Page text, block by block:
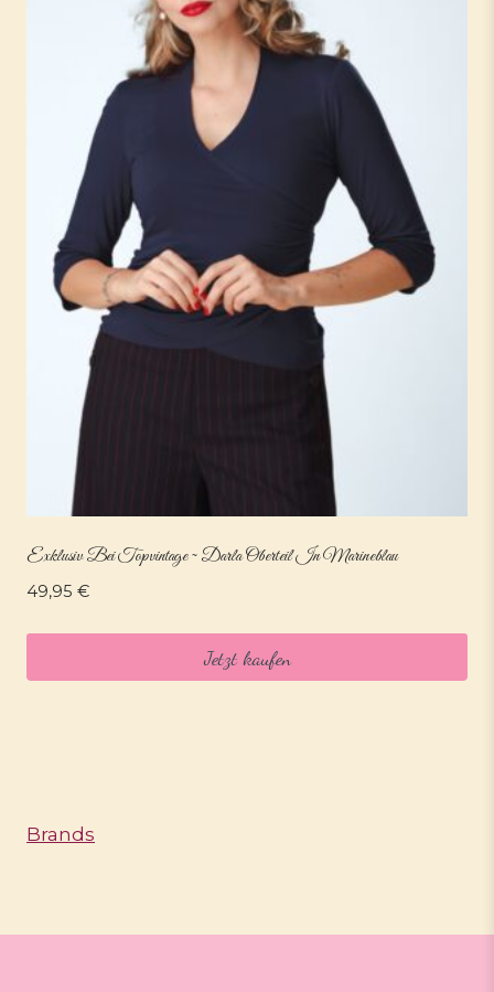
Exklusiv Bei Topvintage ~ Darla Oberteil In Marineblau
49,95 €
Jetzt kaufen
Brands